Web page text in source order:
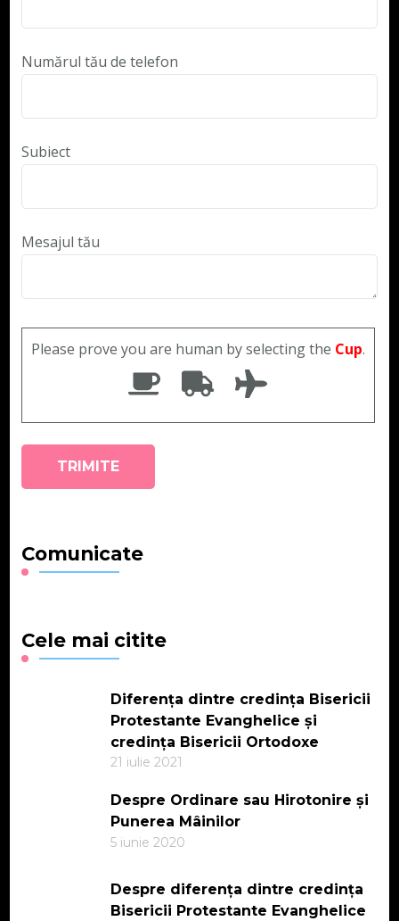
Numărul tău de telefon
Subiect
Mesajul tău
Please prove you are human by selecting the Cup.
Comunicate
Cele mai citite
Diferența dintre credința Bisericii
Protestante Evanghelice și
credința Bisericii Ortodoxe
21 iulie 2021
Despre Ordinare sau Hirotonire și
Punerea Mâinilor
5 iunie 2020
Despre diferența dintre credința
Bisericii Protestante Evanghelice